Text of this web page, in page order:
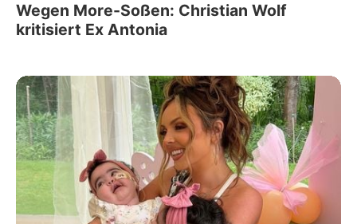
Wegen More-Soßen: Christian Wolf
kritisiert Ex Antonia